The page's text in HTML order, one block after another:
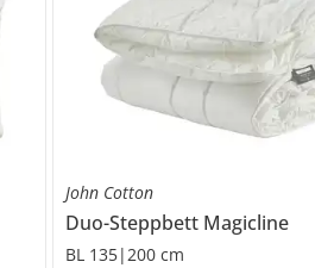
John Cotton
Duo-Steppbett Magicline
BL 135|200 cm